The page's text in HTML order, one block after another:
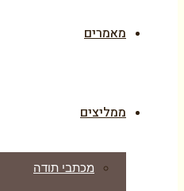
מאמרים
ממליצים
מכתבי תודה